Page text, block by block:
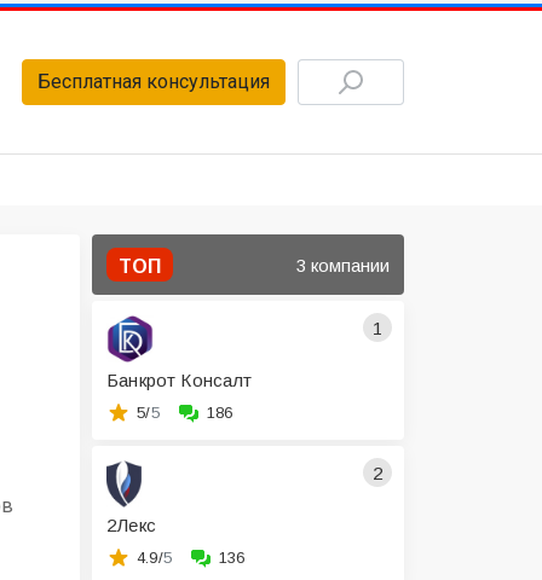
Бесплатная консультация
ТОП 3 компании
1
Банкрот Консалт
5/5 186
2
2Лекс
4.9/5 136